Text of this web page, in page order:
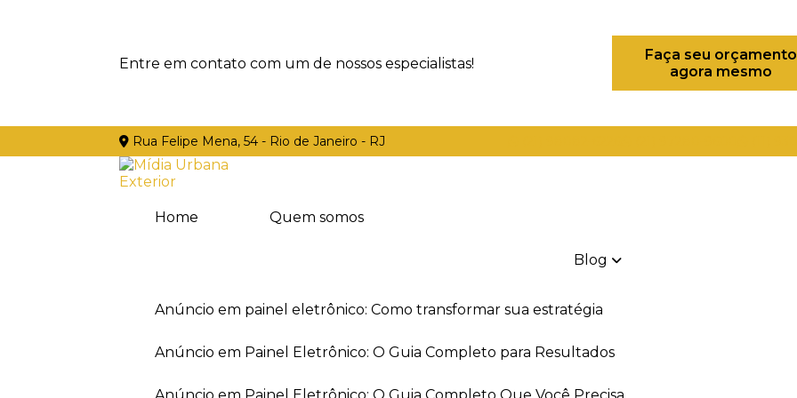
Entre em contato com um de nossos especialistas!
Faça seu orçamento
agora mesmo
Rua Felipe Mena, 54 - Rio de Janeiro - RJ
Home Quem somos
Blog
Anúncio em painel eletrônico: Como transformar sua estratégia
Anúncio em Painel Eletrônico: O Guia Completo para Resultados